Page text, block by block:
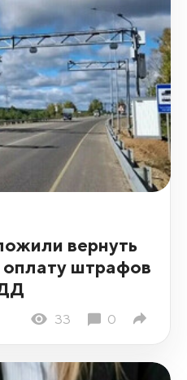
вернуть
оплату штрафов
33 0